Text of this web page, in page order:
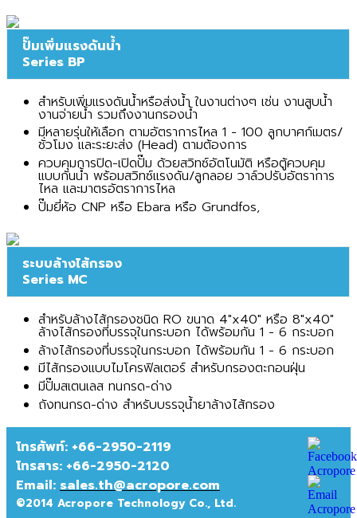
ปั๊มเพิ่มแรงดันน้ำ
Series BP
สำหรับเพิ่มแรงดันน้ำหรือส่งน้ำ ในงานต่างๆ เช่น งานสูบน้ำ
งานจ่ายน้ำ รวมถึงงานกรองน้ำ
มีหลายรุ่นให้เลือก ตามอัตราการไหล 1 - 100 ลูกบาศก์เมตร/
ชั่วโมง และระยะส่ง (Head) ตามต้องการ
ควบคุมการปิด-เปิดปั๊ม ด้วยสวิทซ์อัตโนมัติ หรือตู้ควบคุม
แบบกันน้ำ พร้อมสวิทซ์แรงดัน/ลูกลอย วาล์วปรับอัตราการ
ไหล และมาตรอัตราการไหล
ปั๊มยี่ห้อ CNP หรือ Ebara หรือ Grundfos,
ระบบล้างไส้กรอง
Series MC
สำหรับล้างไส้กรองชนิด RO ขนาด 4"x40" หรือ 8"x40"
ล้างไส้กรองที่บรรจุในกระบอก ได้พร้อมกัน 1 - 6 กระบอก
ล้างไส้กรองที่บรรจุในกระบอก ได้พร้อมกัน 1 - 6 กระบอก
มีไส้กรองแบบไมโครฟิลเตอร์ สำหรับกรองตะกอนฝุ่น
มีปั๊มสเตนเลส ทนกรด-ด่าง
ถังทนกรด-ด่าง สำหรับบรรจุน้ำยาล้างไส้กรอง
โทรศัพท์: +66-2950-2119
โทรสาร: +66-2950-2120
Email: sales.th@acropore.com
©2014 Acropore Technology Co., Ltd.